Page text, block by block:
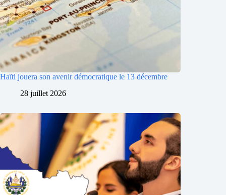
Haïti jouera son avenir démocratique le 13 décembre
28 juillet 2026